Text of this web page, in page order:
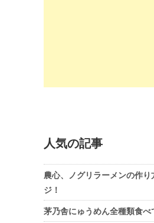
人気の記事
農心、ノグリラーメンの作
ジ！
茅乃舎にゅうめん全種類食べ